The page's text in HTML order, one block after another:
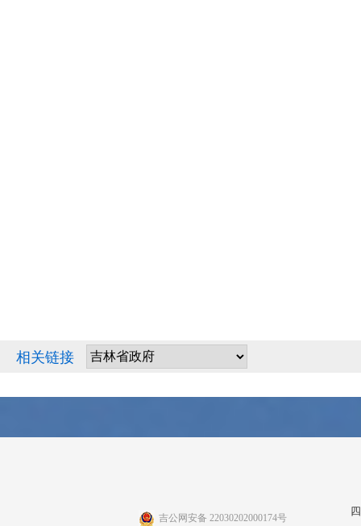
相关链接
吉公网安备 22030202000174号